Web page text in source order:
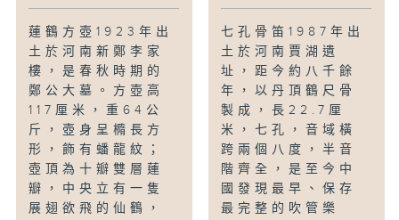
蓮鶴方壺1923年出
土於河南新鄭李家
樓，是春秋時期的
鄭公大墓。方壺高
117厘米，重64公
斤，壺身呈橢長方
形，飾有蟠龍紋；
壺頂為十瓣雙層蓮
瓣，中央立有一隻
展翅欲飛的仙鶴，
七孔骨笛1987年出
土於河南賈湖遺
址，距今約八千餘
年，以丹頂鶴尺骨
製成，長22.7厘
米，七孔，音域橫
跨兩個八度，半音
階齊全，是至今中
國發現最早、保存
最完整的吹管樂